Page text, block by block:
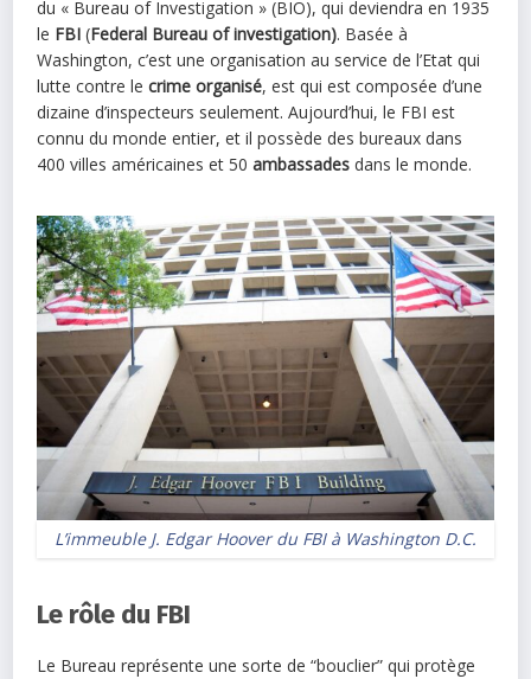
du « Bureau of Investigation » (BIO), qui deviendra en 1935
le FBI (Federal Bureau of investigation). Basée à
Washington, c’est une organisation au service de l’Etat qui
lutte contre lecrime organisé, est qui est composée d’une
dizaine d’inspecteurs seulement. Aujourd’hui, le FBI est
connu du monde entier, et il possède des bureaux dans
400 villes américaines et 50 ambassades dans le monde.
L’immeuble J. Edgar Hoover du FBI à Washington D.C.
Le rôle du FBI
Le Bureau représente une sorte de “bouclier” qui protège